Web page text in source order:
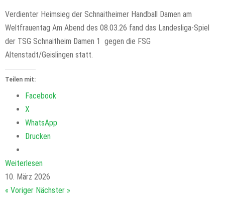
Verdienter Heimsieg der Schnaitheimer Handball Damen am
Weltfrauentag Am Abend des 08.03.26 fand das Landesliga-Spiel
der TSG Schnaitheim Damen 1 gegen die FSG
Altenstadt/Geislingen statt.
Teilen mit:
Facebook
X
WhatsApp
Drucken
Weiterlesen
10. März 2026
« Voriger Nächster »